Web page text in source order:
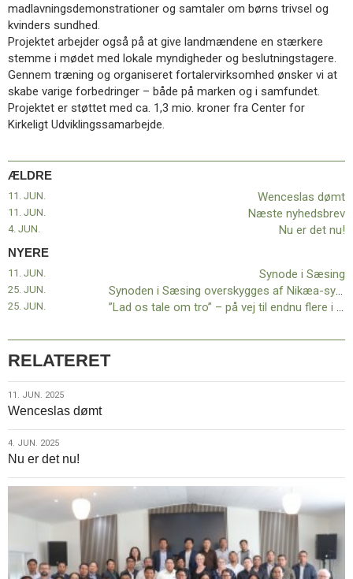
14.0:
Mission
15.0:
Om
BaptistKirken
16.0:
Kontakt
Næste
indlæg:
Synode
indlæg:
dømt
madlavningsdemonstrationer og samtaler om børns trivsel og
kvinders sundhed.
Projektet arbejder også på at give landmændene en stærkere
stemme i mødet med lokale myndigheder og beslutningstagere.
Gennem træning og organiseret fortalervirksomhed ønsker vi at
skabe varige forbedringer – både på marken og i samfundet.
Projektet er støttet med ca. 1,3 mio. kroner fra Center for
Kirkeligt Udviklingssamarbejde.
ÆLDRE
11. JUN. Wenceslas dømt
11. JUN. Næste nyhedsbrev
4. JUN. Nu er det nu!
NYERE
Synode i Sæsing
11. JUN.
Synoden i Sæsing overskygges af Nikæa-synoden for 1700 år siden!
25. JUN.
”Lad os tale om tro” – på vej til endnu flere i fase 2
25. JUN.
RELATERET
11.
jun.
2025
11. JUN. 2025
Wenceslas dømt
4.
jun.
2025
4. JUN. 2025
Nu er det nu!